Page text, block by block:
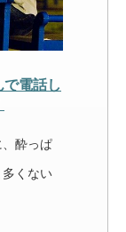
電話し
酔っぱ
くない